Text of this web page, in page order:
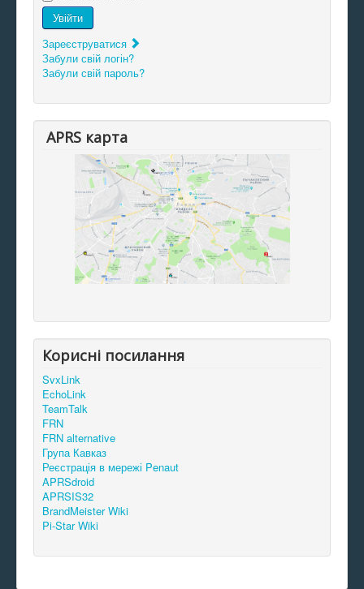
Увійти
Зареєструватися
Забули свій логін?
Забули свій пароль?
APRS карта
Корисні посилання
SvxLink
EchoLink
TeamTalk
FRN
FRN alternative
Група Кавказ
Реєстрація в мережі Penaut
APRSdroid
APRSIS32
BrandMeister Wiki
Pi-Star Wiki